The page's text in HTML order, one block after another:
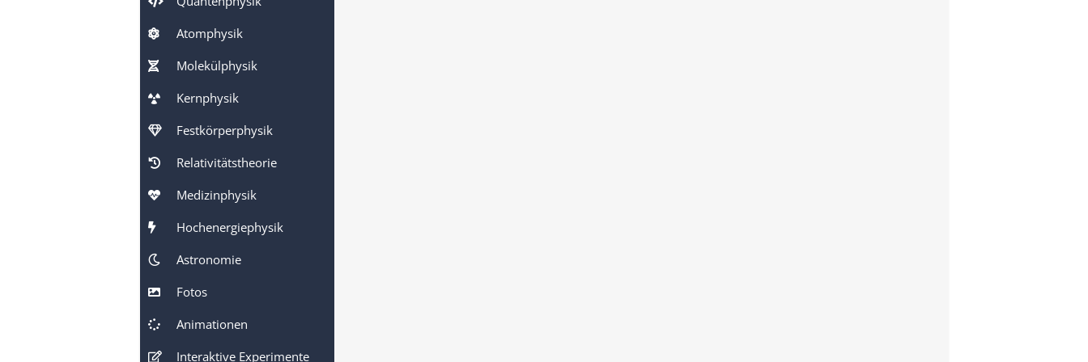
Atomphysik
Molekülphysik
Kernphysik
Festkörperphysik
Relativitätstheorie
Medizinphysik
Hochenergiephysik
Astronomie
Fotos
Animationen
Interaktive Experimente